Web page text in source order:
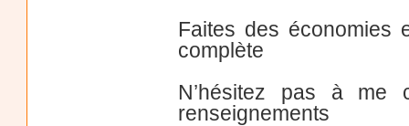
Faites des économies
complète
N’hésitez pas à me
renseignements